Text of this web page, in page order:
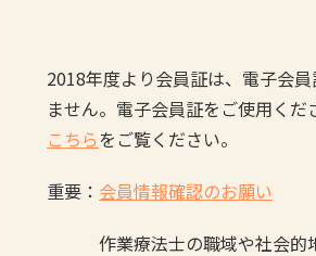
2018年度より会員証は、電子会
ません。電子会員証をご使用く
こちらをご覧ください。
重要： 会員情報確認のお願い
作業療法士の職域や社会的地